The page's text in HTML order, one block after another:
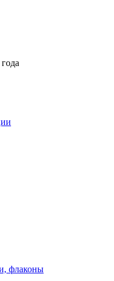
флаконы